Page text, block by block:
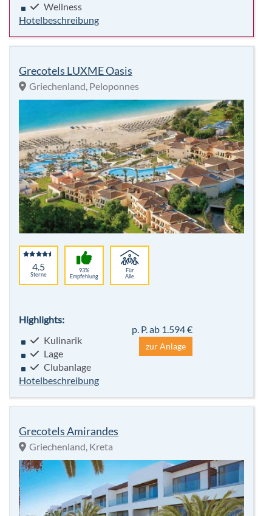
Wellness
Hotelbeschreibung
Grecotels LUXME Oasis
Griechenland, Peloponnes
4.5
Sterne
93%
Empfehlung
Für
Alle
Highlights:
Kulinarik
Lage
Clubanlage
Hotelbeschreibung
p. P. ab 1.594 €
zur Anlage
Grecotels Amirandes
Griechenland, Kreta